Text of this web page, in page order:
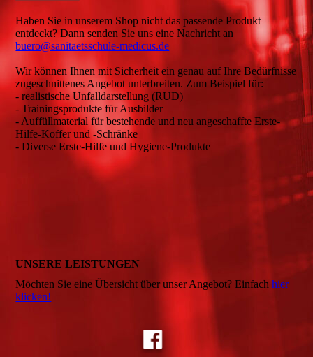
Haben Sie in unserem Shop nicht das passende Produkt
entdeckt? Dann senden Sie uns eine Nachricht an
buero@sanitaetsschule-medicus.de
Wir können Ihnen mit Sicherheit ein genau auf Ihre Bedürfnisse
zugeschnittenes Angebot unterbreiten. Zum Beispiel für:
- realistische Unfalldarstellung (RUD)
- Trainingsprodukte für Ausbilder
- Auffüllmaterial für bestehende und neu angeschaffte Erste-
Hilfe-Koffer und -Schränke
- Diverse Erste-Hilfe und Hygiene-Produkte
UNSERE LEISTUNGEN
Möchten Sie eine Übersicht über unser Angebot? Einfachhier
klicken!